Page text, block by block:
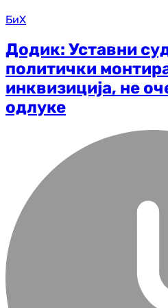
БиХ
Додик: Уставни
политички
инквизиција, не
одлуке